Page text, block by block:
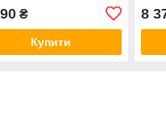
магазину
₴
Купити
8